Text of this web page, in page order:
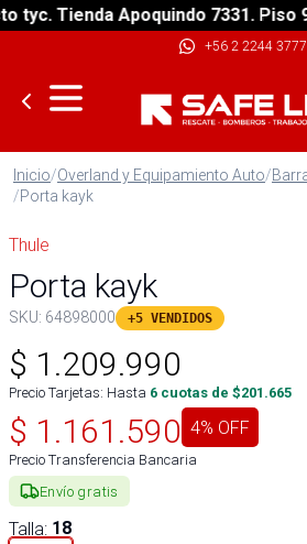
Tienda Apoquindo 7331. Piso 9.
+56 2 2244 3777
Inicio/Overland y Equipamiento Auto/
/Porta kayk
Thule
Porta kayk
SKU: 64898000 +5 VENDIDOS
$ 1.209.990
Precio Tarjetas: Hasta 6 cuotas de $201.665
$ 1.161.590 4% OFF
Precio Transferencia Bancaria
Envío gratis
Talla: 18